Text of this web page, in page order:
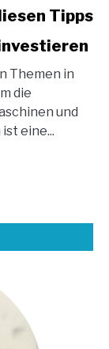
Tipps
Themen in
die
und
eine...